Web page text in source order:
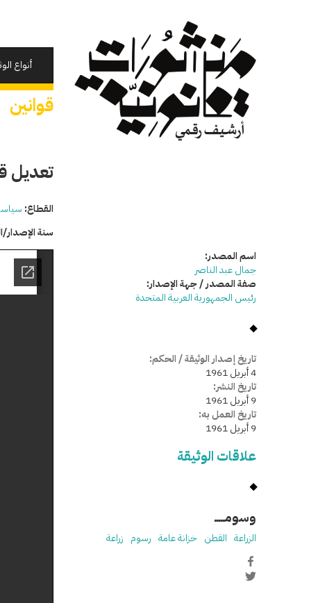
أنواع
قوانين
تعديل
القطاع:
سنة الإصدار/
اسم المصدر:
جمال عبد الناصر
صفة المصدر / جهة الإصدار:
رئيس الجمهورية العربية المتحدة
تاريخ إصدار الوثيقة / الحكم:
4 أبريل 1961
تاريخ النشر:
9 أبريل 1961
تاريخ العمل به:
9 أبريل 1961
علاقات الوثيقة
وسومـــــ
الزراعة القطن خزانة عامة رسوم زراعة